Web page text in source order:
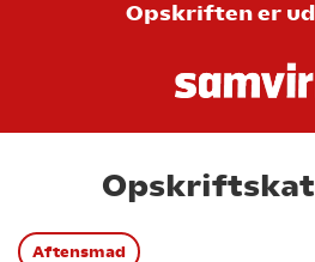
Opskriften er
Aftensmad